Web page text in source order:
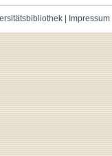
| Impressum|